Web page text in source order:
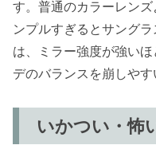
す。普通のカラーレン
ンプルすぎるとサング
は、ミラー強度が強い
デのバランスを崩しやす
いかつい・怖